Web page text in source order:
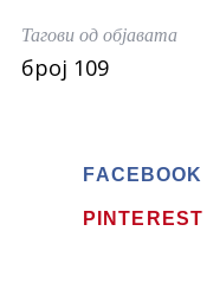
b
t
Тагови од објавата
број 109
FACEBOOK
PINTEREST